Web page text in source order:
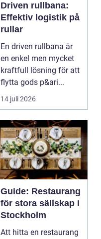
Driven rullbana:
Effektiv logistik på
rullar
En driven rullbana är
en enkel men mycket
kraftfull lösning för att
flytta gods p&ari...
14 juli 2026
Guide: Restaurang
för stora sällskap i
Stockholm
Att hitta en restaurang